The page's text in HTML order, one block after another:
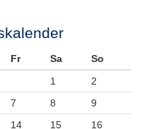
Fr Sa
So
1
2
7 8
9
14 15
16